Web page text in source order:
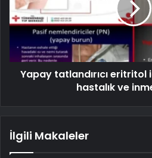
Yapay tatlandırıcı
hastalık ve
İlgili Makaleler